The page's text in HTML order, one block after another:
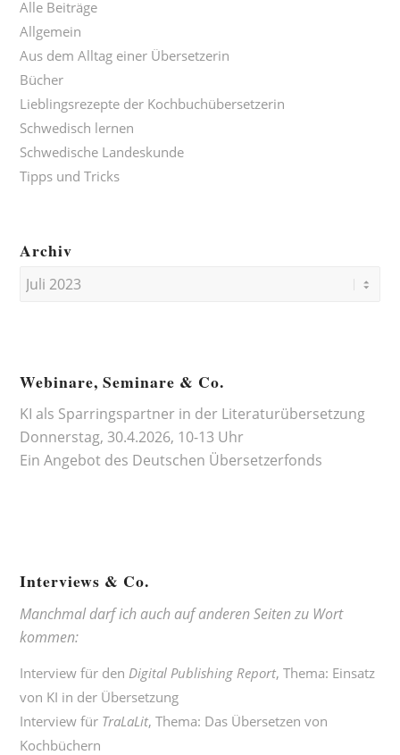
Alle Beiträge
Allgemein
Aus dem Alltag einer Übersetzerin
Bücher
Lieblingsrezepte der Kochbuchübersetzerin
Schwedisch lernen
Schwedische Landeskunde
Tipps und Tricks
Archiv
Webinare, Seminare & Co.
KI als Sparringspartner in der Literaturübersetzung
Donnerstag, 30.4.2026, 10-13 Uhr
Ein Angebot des Deutschen Übersetzerfonds
Interviews & Co.
Manchmal darf ich auch auf anderen Seiten zu Wort
kommen:
Interview für den Digital Publishing Report, Thema: Einsatz
von KI in der Übersetzung
Interview für TraLaLit, Thema: Das Übersetzen von
Kochbüchern